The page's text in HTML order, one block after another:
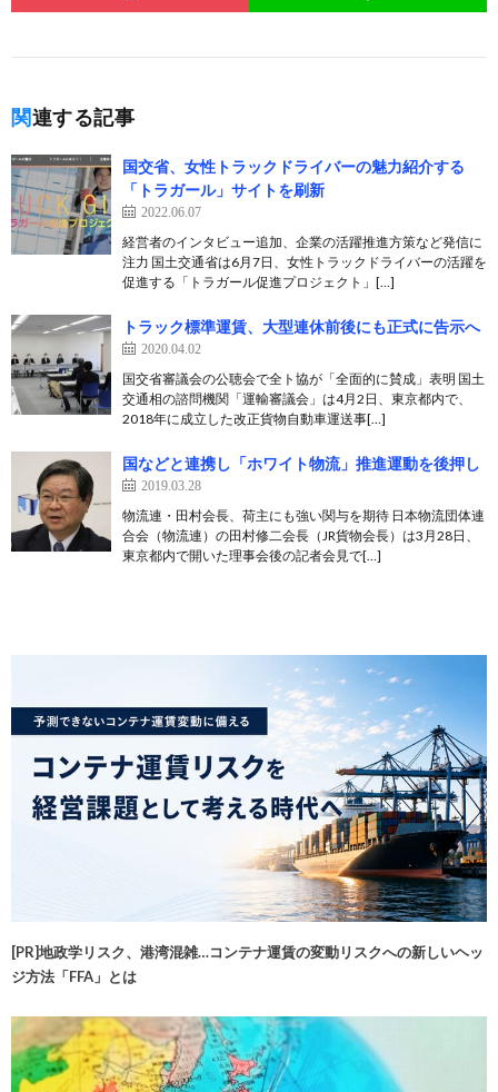
関連する記事
国交省、女性トラックドライバーの魅力紹介する
「トラガール」サイトを刷新
2022.06.07
経営者のインタビュー追加、企業の活躍推進方策など発信に
注力 国土交通省は6月7日、女性トラックドライバーの活躍を
促進する「トラガール促進プロジェクト」[…]
トラック標準運賃、大型連休前後にも正式に告示へ
2020.04.02
国交省審議会の公聴会で全ト協が「全面的に賛成」表明 国土
交通相の諮問機関「運輸審議会」は4月2日、東京都内で、
2018年に成立した改正貨物自動車運送事[…]
国などと連携し「ホワイト物流」推進運動を後押し
2019.03.28
物流連・田村会長、荷主にも強い関与を期待 日本物流団体連
合会（物流連）の田村修二会長（JR貨物会長）は3月28日、
東京都内で開いた理事会後の記者会見で[…]
[PR]地政学リスク、港湾混雑…コンテナ運賃の変動リスクへの新しいヘッ
ジ方法「FFA」とは